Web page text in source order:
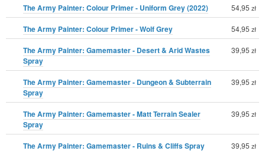
The Army Painter: Colour Primer - Uniform Grey (2022) 54,95 zł
The Army Painter: Colour Primer - Wolf Grey 54,95 zł
The Army Painter: Gamemaster - Desert & Arid Wastes
Spray
39,95 zł
The Army Painter: Gamemaster - Dungeon & Subterrain
Spray
39,95 zł
The Army Painter: Gamemaster - Matt Terrain Sealer
Spray
39,95 zł
The Army Painter: Gamemaster - Ruins & Cliffs Spray 39,95 zł